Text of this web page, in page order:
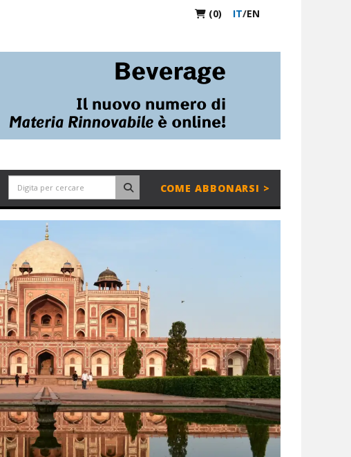
(0) IT/EN
COME ABBONARSI >